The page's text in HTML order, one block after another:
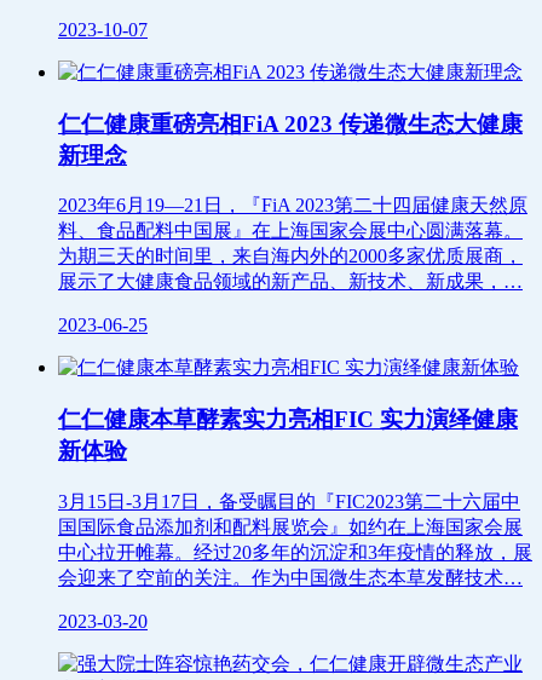
2023-10-07
仁仁健康重磅亮相FiA 2023 传递微生态大健康
新理念
2023年6月19—21日，『FiA 2023第二十四届健康天然原
料、食品配料中国展』在上海国家会展中心圆满落幕。
为期三天的时间里，来自海内外的2000多家优质展商，
展示了大健康食品领域的新产品、新技术、新成果，…
2023-06-25
仁仁健康本草酵素实力亮相FIC 实力演绎健康
新体验
3月15日-3月17日，备受瞩目的『FIC2023第二十六届中
国国际食品添加剂和配料展览会』如约在上海国家会展
中心拉开帷幕。经过20多年的沉淀和3年疫情的释放，展
会迎来了空前的关注。作为中国微生态本草发酵技术…
2023-03-20